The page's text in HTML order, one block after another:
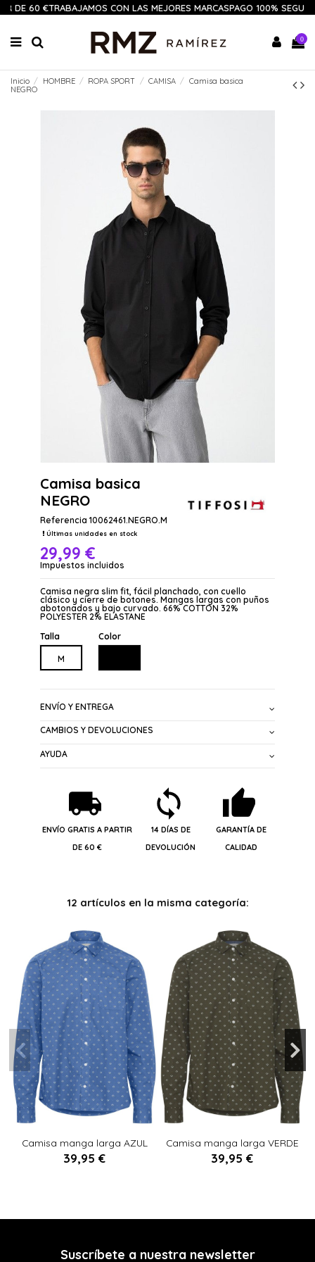
DE 60 €TRABAJAMOS CON LAS MEJORES MARCASPAGO 100% SEGURO
0
Inicio HOMBRE ROPA SPORT CAMISA
Camisa basica
NEGRO
Camisa basica
NEGRO
Referencia 10062461.NEGRO.M
Últimas unidades en stock
29,99 €
Impuestos incluidos
Camisa negra slim fit, fácil planchado, con cuello
clásico y cierre de botones. Mangas largas con puños
abotonados y bajo curvado. 66% COTTON 32%
POLYESTER 2% ELASTANE
Talla
M
Color
ENVÍO Y ENTREGA
CAMBIOS Y DEVOLUCIONES
AYUDA
ENVÍO GRATIS A PARTIR
DE 60 €
14 DÍAS DE
DEVOLUCIÓN
GARANTÍA DE
CALIDAD
12 artículos en la misma categoría:
Camisa manga larga AZUL
CLARO
39,95 €
S M L
XL
XXL
Camisa manga larga VERDE
OLIVA
39,95 €
M XXL
Añadir al carrito
Suscríbete a nuestra newsletter